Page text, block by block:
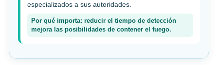
especializados a sus autoridades.
Por qué importa: reducir el tiempo de detección
mejora las posibilidades de contener el fuego.